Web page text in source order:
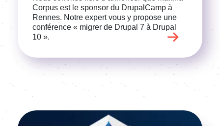
Corpus est le spon­sor du Drupal­Camp à
Rennes. Notre expert vous y propose une
confé­rence « migrer de Drupal 7 à Drupal
10 ».
Voir l'article
Image